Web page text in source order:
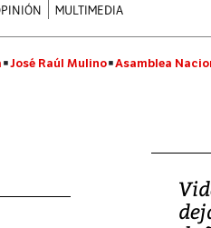
MULTIMEDIA
José Raúl Mulino Asamblea